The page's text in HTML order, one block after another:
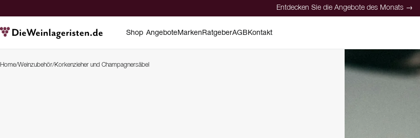
Entdecken Sie die Angebote des Monats →
Shop AngeboteMarkenRatgeberAGBKontakt
Home/Weinzubehör/Korkenzieher und Champagnersäbel